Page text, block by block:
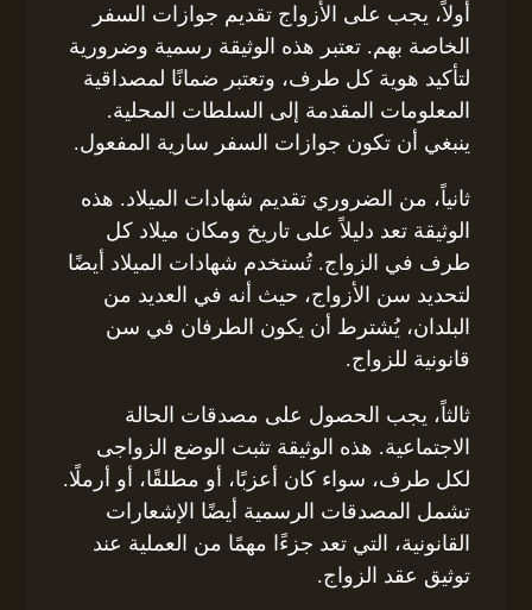
أولاً، يجب على الأزواج تقديم جوازات السفر
الخاصة بهم. تعتبر هذه الوثيقة رسمية وضرورية
لتأكيد هوية كل طرف، وتعتبر ضمانًا لمصداقية
المعلومات المقدمة إلى السلطات المحلية.
ينبغي أن تكون جوازات السفر سارية المفعول.
ثانياً، من الضروري تقديم شهادات الميلاد. هذه
الوثيقة تعد دليلاً على تاريخ ومكان ميلاد كل
طرف في الزواج. تُستخدم شهادات الميلاد أيضًا
لتحديد سن الأزواج، حيث أنه في العديد من
البلدان، يُشترط أن يكون الطرفان في سن
قانونية للزواج.
ثالثاً، يجب الحصول على مصدقات الحالة
الاجتماعية. هذه الوثيقة تثبت الوضع الزواجى
لكل طرف، سواء كان أعزبًا، أو مطلقًا، أو أرملًا.
تشمل المصدقات الرسمية أيضًا الإشعارات
القانونية، التي تعد جزءًا مهمًا من العملية عند
توثيق عقد الزواج.